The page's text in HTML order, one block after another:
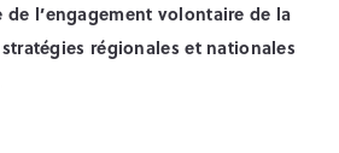
de l’engagement volontaire de la
régionales et nationales